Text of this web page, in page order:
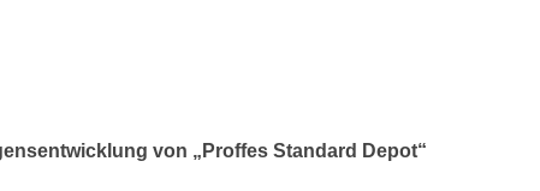
von „Proffes Standard Depot“